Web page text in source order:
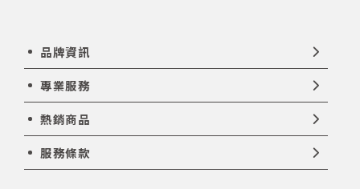
品牌資訊
專業服務
熱銷商品
服務條款